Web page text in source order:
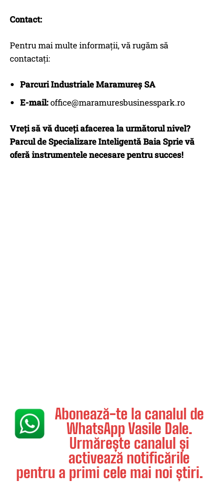
Contact:
Pentru mai multe informații, vă rugăm să
contactați:
Parcuri Industriale Maramureș SA
E-mail:office@maramuresbusinesspark.ro
Vreți să vă duceți afacerea la următorul nivel?
Parcul de Specializare Inteligentă Baia Sprie vă
oferă instrumentele necesare pentru succes!
Abonează-te la canalul de
WhatsApp Vasile Dale.
Urmărește canalul și
activează notificările
pentru a primi cele mai noi știri.